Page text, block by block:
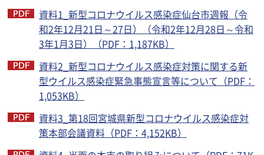
資料1_新型コロナウイルス感染症仙台市週報（令
和2年12月21日～27日）（令和2年12月28日～令和
3年1月3日）（PDF：1,187KB）
資料2_新型コロナウイルス感染症対策に関する新
型ウイルス感染症緊急事態宣言等について（PDF：
1,053KB）
資料3_第18回宮城県新型コロナウイルス感染症対
策本部会議資料（PDF：4,152KB）